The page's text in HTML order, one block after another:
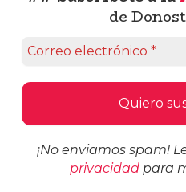
de
¡No enviamos spam!
privacidadpara